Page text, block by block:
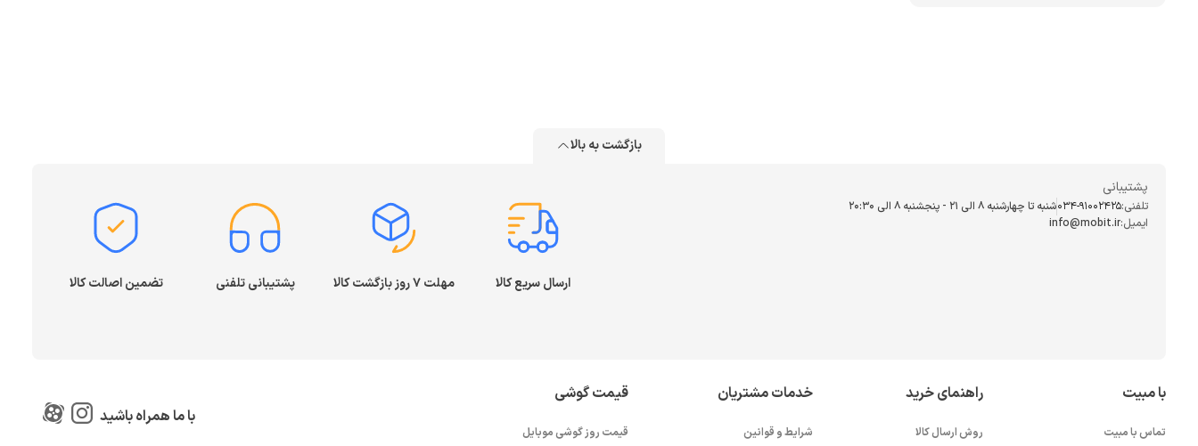
بازگشت به بالا
پشتیبانی
تلفنی:034-91002425شنبه تا چهارشنبه ۸ الی ۲۱ - پنجشنبه 8 الی ۲۰:۳۰
ایمیل:info@mobit.ir
ارسال سریع کالا مهلت ۷ روز بازگشت کالا پشتیبانی تلفنی تضمین اصالت کالا
با مبیت
تماس با مبیت
راهنمای خرید
روش ارسال کالا
خدمات مشتریان
شرایط و قوانین
قیمت گوشی
قیمت روز گوشی موبایل
با ما همراه باشید